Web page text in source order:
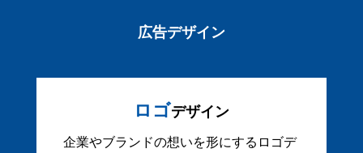
広告デザイン
ロゴデザイン
企業やブランドの想いを形にするロゴデ